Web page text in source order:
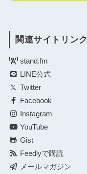
関連サイトリンク
stand.fm
LINE公式
Twitter
Facebook
Instagram
YouTube
Gist
Feedlyで購読
メールマガジン